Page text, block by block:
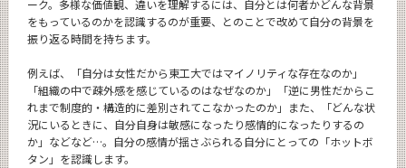
ーク。多様な価値観、違いを理解するには、自分とは何者かどんな背景
をもっているのかを認識するのが重要、とのことで改めて自分の背景を
振り返る時間を持ちます。
例えば、「自分は女性だから東工大ではマイノリティな存在なのか」
「組織の中で疎外感を感じているのはなぜなのか」「逆に男性だからこ
れまで制度的・構造的に差別されてこなかったのか」また、「どんな状
況にいるときに、自分自身は敏感になったり感情的になったりするの
か」などなど…。自分の感情が揺さぶられる自分にとっての「ホットボ
タン」を認識します。